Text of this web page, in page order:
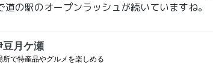
道の駅のオープンラッシュが続いていますね。